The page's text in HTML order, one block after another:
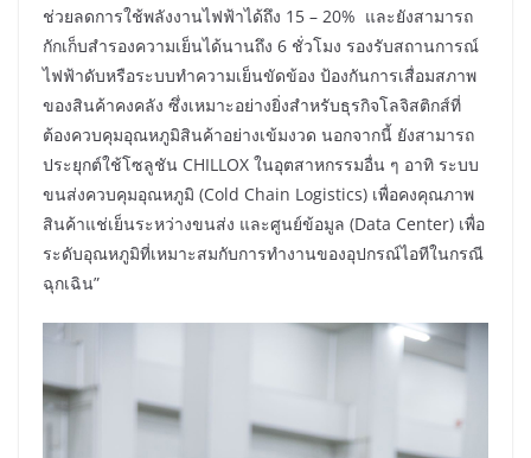
ช่วยลดการใช้พลังงานไฟฟ้าได้ถึง 15 – 20% และยังสามารถ
กักเก็บสำรองความเย็นได้นานถึง 6 ชั่วโมง รองรับสถานการณ์
ไฟฟ้าดับหรือระบบทำความเย็นขัดข้อง ป้องกันการเสื่อมสภาพ
ของสินค้าคงคลัง ซึ่งเหมาะอย่างยิ่งสำหรับธุรกิจโลจิสติกส์ที่
ต้องควบคุมอุณหภูมิสินค้าอย่างเข้มงวด นอกจากนี้ ยังสามารถ
ประยุกต์ใช้โซลูชัน CHILLOX ในอุตสาหกรรมอื่น ๆ อาทิ ระบบ
ขนส่งควบคุมอุณหภูมิ (Cold Chain Logistics) เพื่อคงคุณภาพ
สินค้าแช่เย็นระหว่างขนส่ง และศูนย์ข้อมูล (Data Center) เพื่อ
ระดับอุณหภูมิที่เหมาะสมกับการทำงานของอุปกรณ์ไอทีในกรณี
ฉุกเฉิน”